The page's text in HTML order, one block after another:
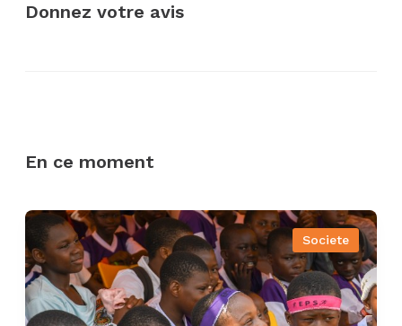
Donnez votre avis
En ce moment
Societe